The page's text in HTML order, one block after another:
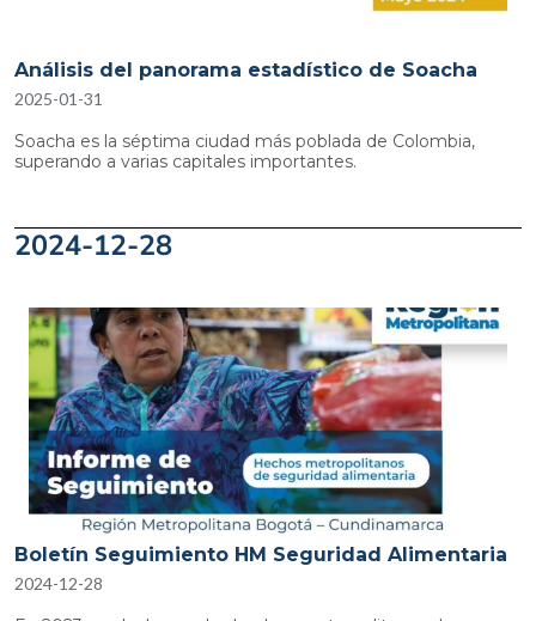
Análisis del panorama estadístico de Soacha
2025-01-31
Soacha es la séptima ciudad más poblada de Colombia,
superando a varias capitales importantes.
2024-12-28
Boletín Seguimiento HM Seguridad Alimentaria
2024-12-28